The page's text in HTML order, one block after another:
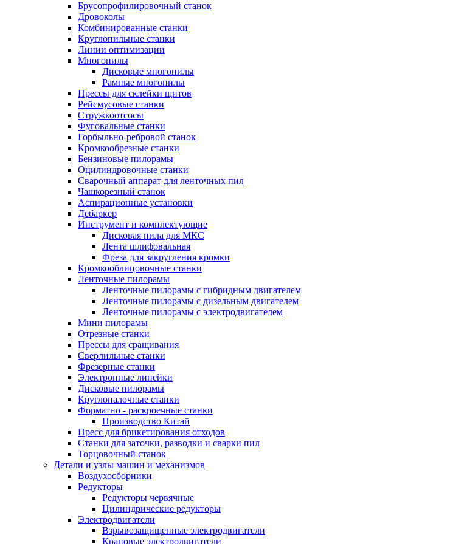
Брусопрофилировочный станок
Дровоколы
Комбинированные станки
Круглопильные станки
Линии оптимизации
Многопилы
Дисковые многопилы
Рамные многопилы
Прессы для склейки щитов
Рейсмусовые станки
Стружкоотсосы
Фуговальные станки
Горбыльно-ребровой станок
Кромкообрезные станки
Бензиновые пилорамы
Оцилиндровочные станки
Сварочный аппарат для ленточных пил
Чашкорезный станок
Аспирационные установки
Дебаркер
Инструмент и комплектующие
Дисковая пила для МКС
Лента шлифовальная
Фреза для закругления кромки
Кромкооблицовочные станки
Ленточные пилорамы
Ленточные пилорамы с гибридным двигателем
Ленточные пилорамы с дизельным двигателем
Ленточные пилорамы с электродвигателем
Мини пилорамы
Отрезные станки
Прессы для сращивания
Сверлильные станки
Фрезерные станки
Электронные линейки
Дисковые пилорамы
Круглопалочные станки
Форматно - раскроечные станки
Производство Китай
Пресс для брикетирования отходов
Станки для заточки, разводки и сварки пил
Торцовочный станок
Детали и узлы машин и механизмов
Воздухосборники
Редукторы
Редукторы червячные
Цилиндрические редукторы
Электродвигатели
Взрывозащищенные электродвигатели
Крановые электродвигатели